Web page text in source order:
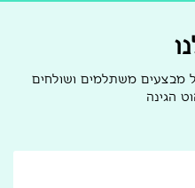
מבצעים משתלמים ושולחים
הגינה